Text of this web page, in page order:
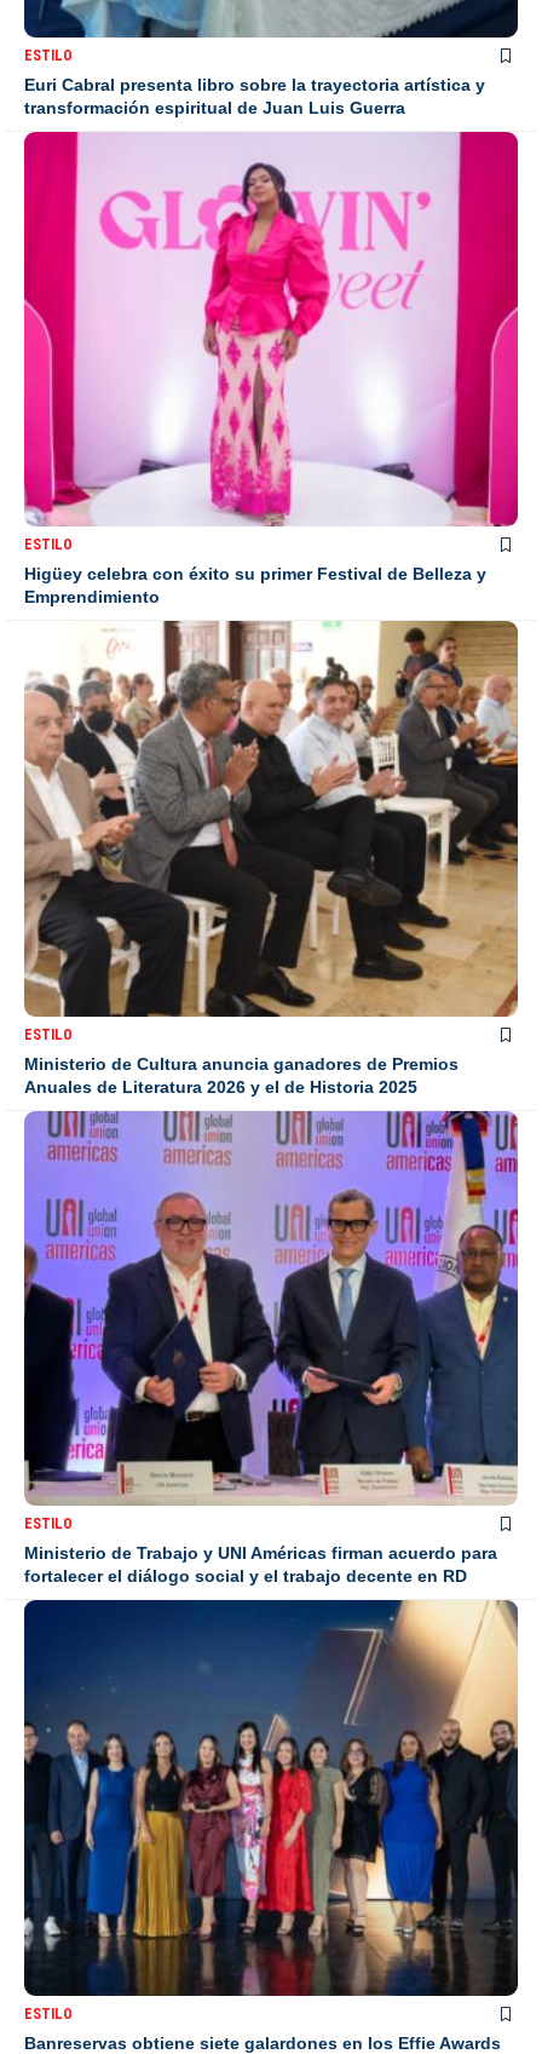
ESTILO
Euri Cabral presenta libro sobre la trayectoria artística y
transformación espiritual de Juan Luis Guerra
ESTILO
Higüey celebra con éxito su primer Festival de Belleza y
Emprendimiento
ESTILO
Ministerio de Cultura anuncia ganadores de Premios
Anuales de Literatura 2026 y el de Historia 2025
ESTILO
Ministerio de Trabajo y UNI Américas firman acuerdo para
fortalecer el diálogo social y el trabajo decente en RD
ESTILO
Banreservas obtiene siete galardones en los Effie Awards